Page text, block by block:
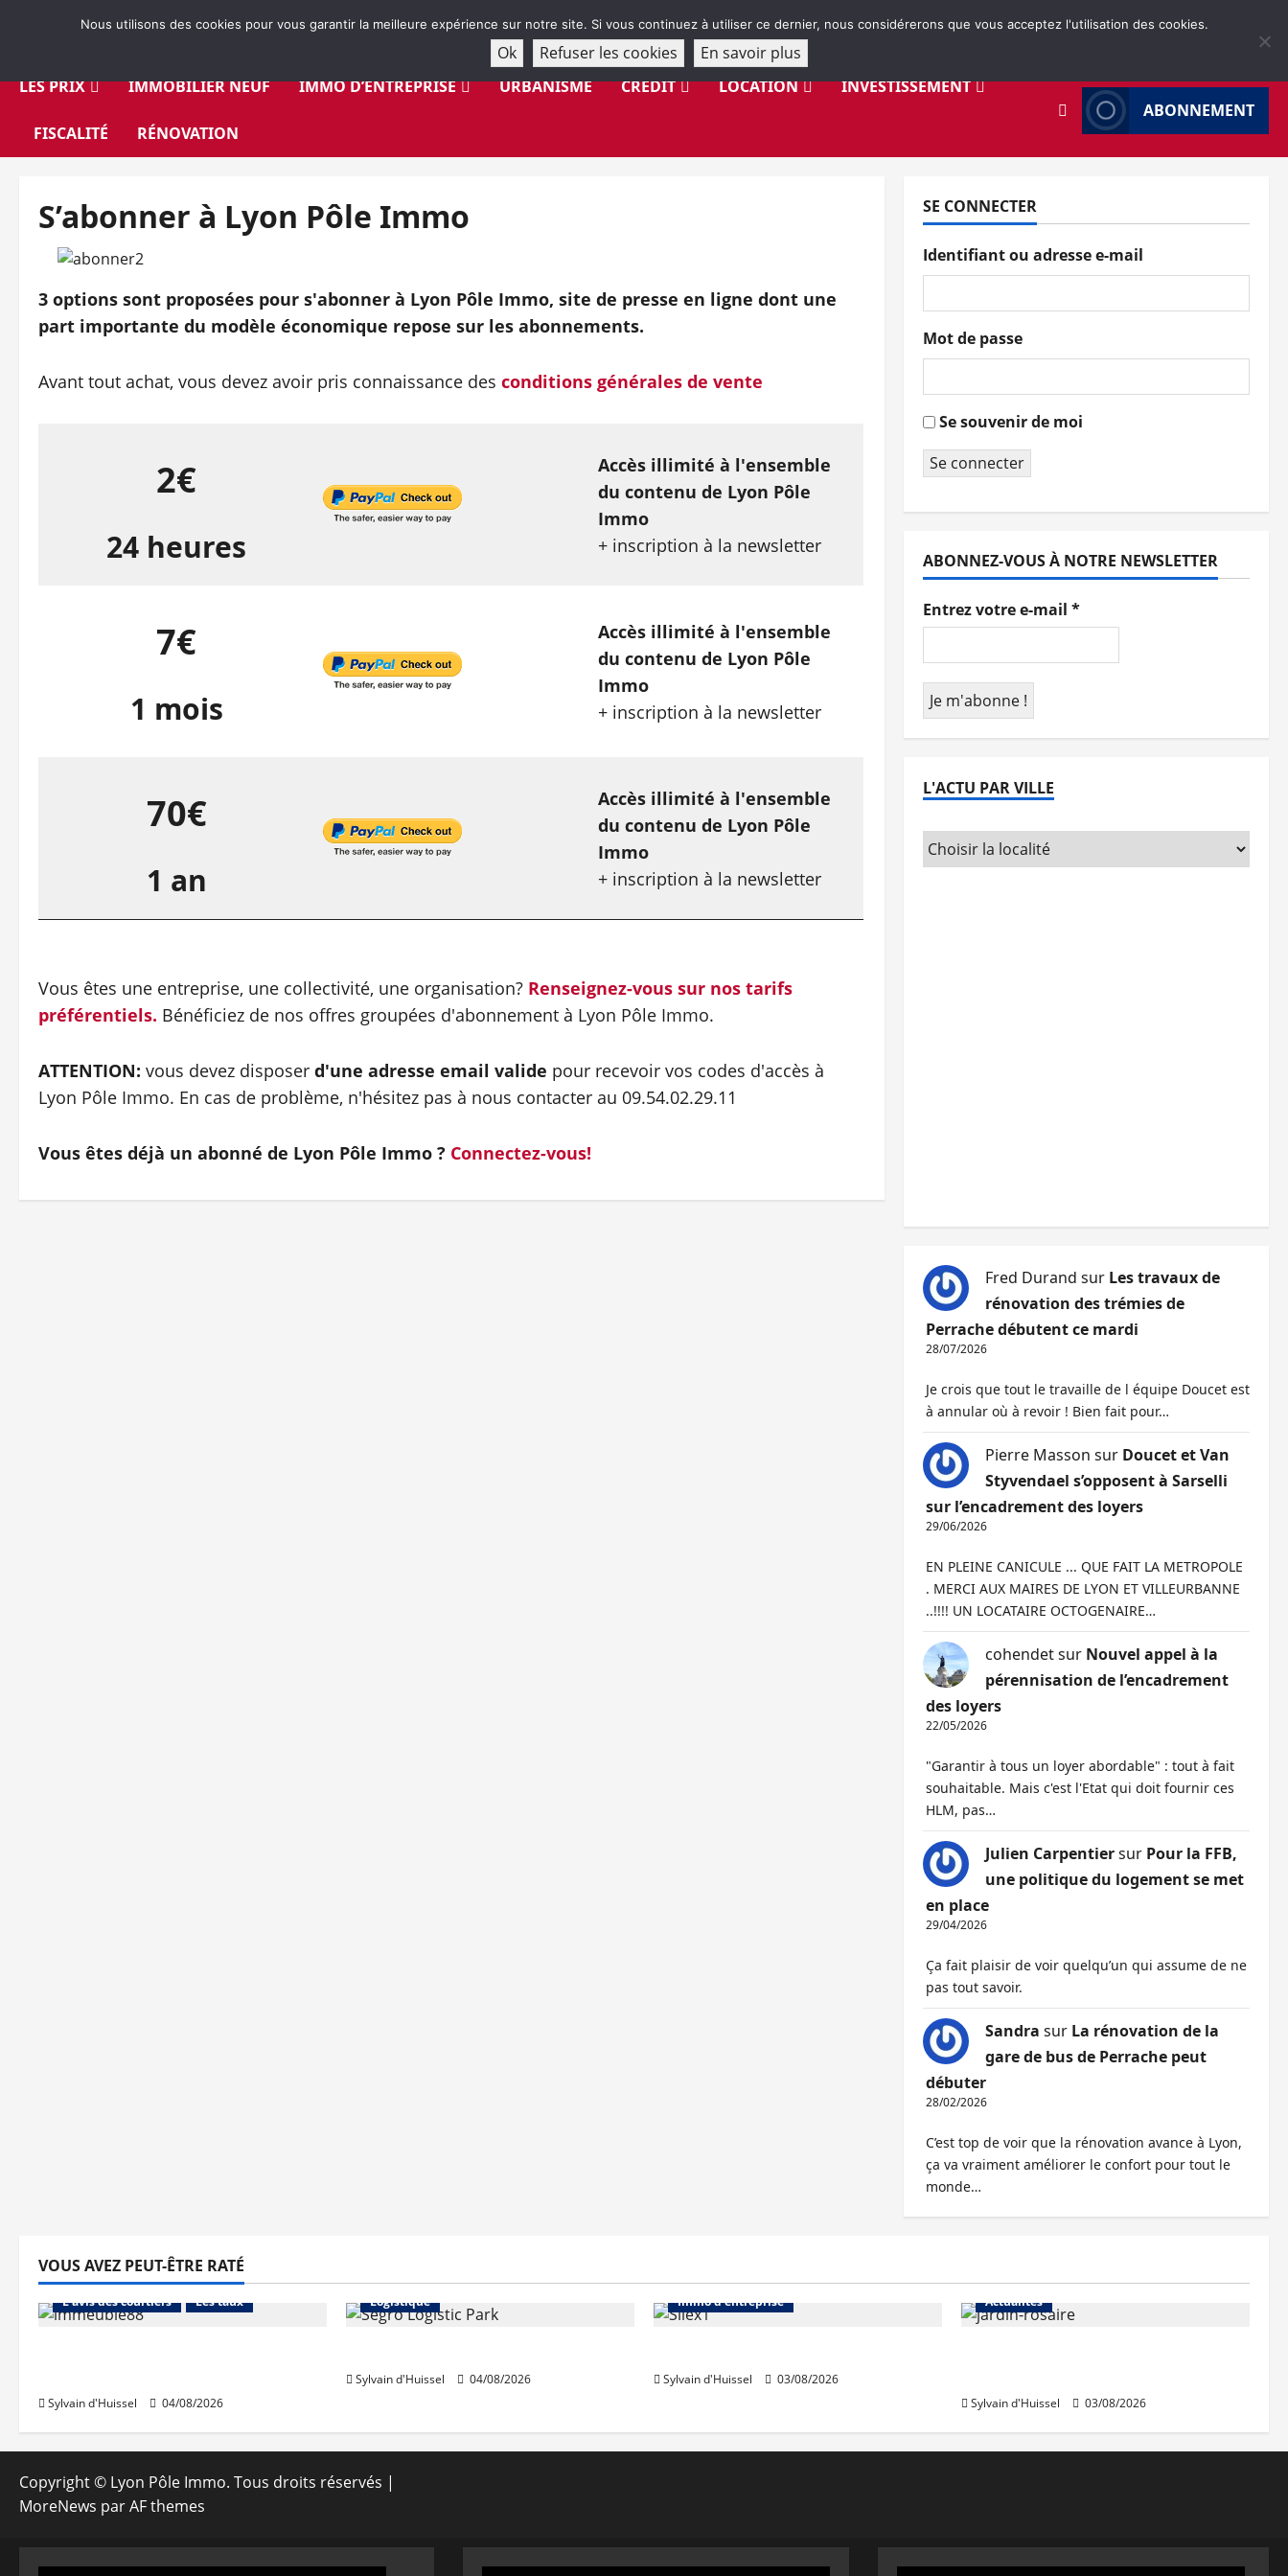
LES PRIX
IMMOBILIER NEUF IMMO D’ENTREPRISE URBANISME CRÉDIT LOCATION INVESTISSEMENT
FISCALITÉ RÉNOVATION
ABONNEMENT
S’abonner à Lyon Pôle Immo
3 options sont proposées pour s'abonner à Lyon Pôle Immo, site de presse en ligne dont une
part importante du modèle économique repose sur les abonnements.
Avant tout achat, vous devez avoir pris connaissance des conditions générales de vente
2€
24 heures
Accès illimité à l'ensemble
du contenu de Lyon Pôle
Immo
+ inscription à la newsletter
7€
1 mois
Accès illimité à l'ensemble
du contenu de Lyon Pôle
Immo
+ inscription à la newsletter
70€
1 an
Accès illimité à l'ensemble
du contenu de Lyon Pôle
Immo
+ inscription à la newsletter
Vous êtes une entreprise, une collectivité, une organisation? Renseignez-vous sur nos tarifs
préférentiels. Bénéficiez de nos offres groupées d'abonnement à Lyon Pôle Immo.
ATTENTION: vous devez disposer d'une adresse email valide pour recevoir vos codes d'accès à
Lyon Pôle Immo. En cas de problème, n'hésitez pas à nous contacter au 09.54.02.29.11
Vous êtes déjà un abonné de Lyon Pôle Immo ? Connectez-vous!
SE CONNECTER
Identifiant ou adresse e-mail
Mot de passe
Se souvenir de moi
Se connecter
ABONNEZ-VOUS À NOTRE NEWSLETTER
Entrez votre e-mail *
L'ACTU PAR VILLE
Fred Durand sur Les travaux de
rénovation des trémies de
Perrache débutent ce mardi
28/07/2026
Je crois que tout le travaille de l équipe Doucet est
à annular où à revoir ! Bien fait pour…
Pierre Masson sur Doucet et Van
Styvendael s’opposent à Sarselli
sur l’encadrement des loyers
29/06/2026
EN PLEINE CANICULE ... QUE FAIT LA METROPOLE
. MERCI AUX MAIRES DE LYON ET VILLEURBANNE
..!!!! UN LOCATAIRE OCTOGENAIRE…
cohendetsur Nouvel appel à la
pérennisation de l’encadrement
des loyers
22/05/2026
"Garantir à tous un loyer abordable" : tout à fait
souhaitable. Mais c'est l'Etat qui doit fournir ces
HLM, pas…
Julien Carpentiersur Pour la FFB,
une politique du logement se met
en place
29/04/2026
Ça fait plaisir de voir quelqu’un qui assume de ne
pas tout savoir.
Sandra sur La rénovation de la
gare de bus de Perrache peut
débuter
28/02/2026
C’est top de voir que la rénovation avance à Lyon,
ça va vraiment améliorer le confort pour tout le
monde…
VOUS AVEZ PEUT-ÊTRE RATÉ
Abonnés
Financement
L'avis des courtiers
Les taux
Sylvain d'Huissel 04/08/2026
Logistique
Sylvain d'Huissel 04/08/2026
Immo d'entreprise
Sylvain d'Huissel 03/08/2026
Actualités
Sylvain d'Huissel 03/08/2026
Copyright © Lyon Pôle Immo. Tous droits réservés |
MoreNews par AF themes
Nous utilisons des cookies pour vous garantir la meilleure expérience sur notre site. Si vous continuez à utiliser ce dernier, nous considérerons que vous acceptez l'utilisation des cookies.
Ok Refuser les cookies En savoir plus